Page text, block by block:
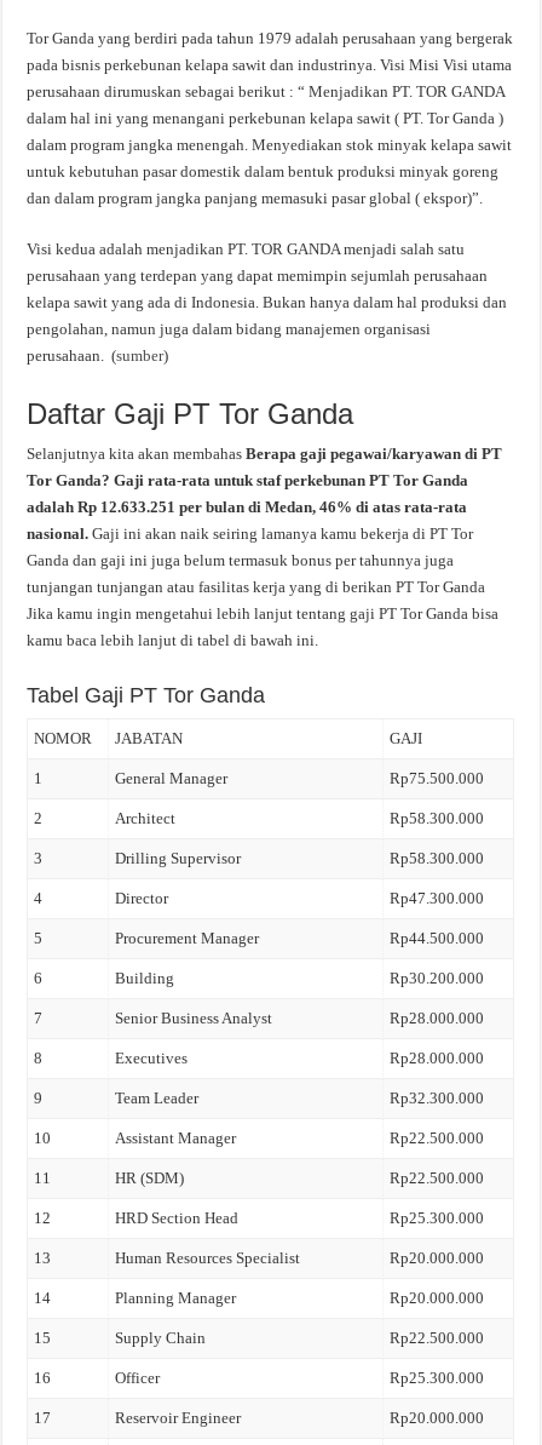
Tor Ganda yang berdiri pada tahun 1979 adalah perusahaan yang bergerak
pada bisnis perkebunan kelapa sawit dan industrinya. Visi Misi Visi utama
perusahaan dirumuskan sebagai berikut : “ Menjadikan PT. TOR GANDA
dalam hal ini yang menangani perkebunan kelapa sawit ( PT. Tor Ganda )
dalam program jangka menengah. Menyediakan stok minyak kelapa sawit
untuk kebutuhan pasar domestik dalam bentuk produksi minyak goreng
dan dalam program jangka panjang memasuki pasar global ( ekspor)”.
Visi kedua adalah menjadikan PT. TOR GANDA menjadi salah satu
perusahaan yang terdepan yang dapat memimpin sejumlah perusahaan
kelapa sawit yang ada di Indonesia. Bukan hanya dalam hal produksi dan
pengolahan, namun juga dalam bidang manajemen organisasi
perusahaan. (sumber)
Daftar Gaji PT Tor Ganda
Selanjutnya kita akan membahasBerapa gaji pegawai/karyawan di PT
Tor Ganda? Gaji rata-rata untuk staf perkebunan PT Tor Ganda
adalah Rp 12.633.251 per bulan di Medan, 46% di atas rata-rata
nasional.Gaji ini akan naik seiring lamanya kamu bekerja di PT Tor
Ganda dan gaji ini juga belum termasuk bonus per tahunnya juga
tunjangan tunjangan atau fasilitas kerja yang di berikan PT Tor Ganda
Jika kamu ingin mengetahui lebih lanjut tentang gaji PT Tor Ganda bisa
kamu baca lebih lanjut di tabel di bawah ini.
Tabel Gaji PT Tor Ganda
NOMOR JABATAN GAJI
1 General Manager Rp75.500.000
2 Architect Rp58.300.000
3 Drilling Supervisor Rp58.300.000
4 Director Rp47.300.000
5 Procurement Manager Rp44.500.000
6 Building Rp30.200.000
7 Senior Business Analyst Rp28.000.000
8 Executives Rp28.000.000
9 Team Leader Rp32.300.000
10 Assistant Manager Rp22.500.000
11 HR (SDM) Rp22.500.000
12 HRD Section Head Rp25.300.000
13 Human Resources Specialist Rp20.000.000
14 Planning Manager Rp20.000.000
15 Supply Chain Rp22.500.000
16 Officer Rp25.300.000
17 Reservoir Engineer Rp20.000.000